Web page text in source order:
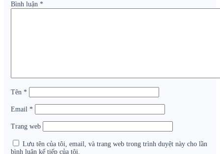
Bình luận *
Tên *
Email *
Trang web
Lưu tên của tôi, email, và trang web trong trình duyệt này cho lần
bình luận kế tiếp của tôi.